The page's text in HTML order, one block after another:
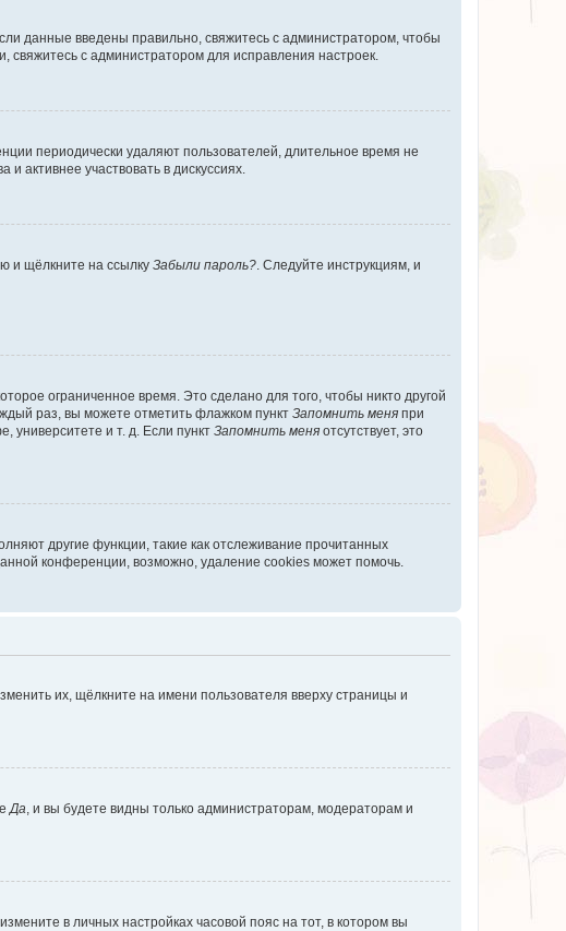
данные введены правильно, свяжитесь с администратором, чтобы
с администратором для исправления настроек.
периодически удаляют пользователей, длительное время не
активнее участвовать в дискуссиях.
и щёлкните на ссылку Забыли пароль?. Следуйте инструкциям, и
ограниченное время. Это сделано для того, чтобы никто другой
раз, вы можете отметить флажком пункт Запомнить меня при
университете и т. д. Если пункт Запомнить меня отсутствует, это
другие функции, такие как отслеживание прочитанных
конференции, возможно, удаление cookies может помочь.
их, щёлкните на имени пользователя вверху страницы и
Да, и вы будете видны только администраторам, модераторам и
в личных настройках часовой пояс на тот, в котором вы